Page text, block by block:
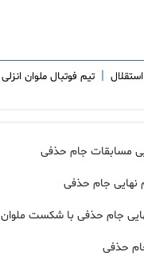
| تیم فوتبال ملوان انزلی
مسابقات جام حذفی
نهایی جام حذفی
جام حذفی با شکست ملوان
حذفی